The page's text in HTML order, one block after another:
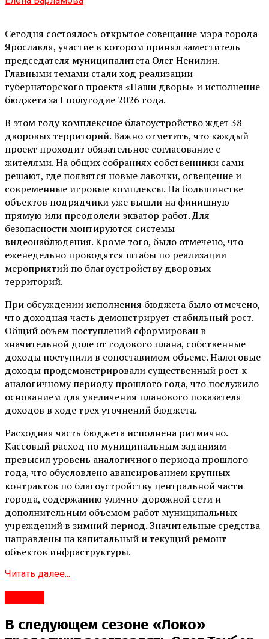
Сегодня состоялось открытое совещание мэра города
Ярославля, участие в котором принял заместитель
председателя муниципалитета Олег Ненилин.
Главными темами стали ход реализации
губернаторского проекта «Наши дворы» и исполнение
бюджета за I полугодие 2026 года.
В этом году комплексное благоустройство ждет 38
дворовых территорий. Важно отметить, что каждый
проект проходит обязательное согласование с
жителями. На общих собраниях собственники сами
решают, где появятся новые лавочки, освещение и
современные игровые комплексы. На большинстве
объектов подрядчики уже вышли на финишную
прямую или преодолели экватор работ. Для
безопасности монтируются системы
видеонаблюдения. Кроме того, было отмечено, что
еженедельно проводятся штабы по реализации
мероприятий по благоустройству дворовых
территорий.
При обсуждении исполнения бюджета было отмечено,
что доходная часть демонстрирует стабильный рост.
Общий объем поступлений сформирован в
значительной доле от годового плана, собственные
доходы поступили в сопоставимом объеме. Налоговые
доходы продемонстрировали существенный рост к
аналогичному периоду прошлого года, что послужило
основанием для увеличения планового показателя
доходов в ходе трех уточнений бюджета.
Расходная часть бюджета исполнена ритмично.
Кассовый расход по муниципальным заданиям
превысил уровень аналогичного периода прошлого
года, что обусловлено авансированием крупных
контрактов по благоустройству центральной части
города, содержанию улично-дорожной сети и
дополнительным объемом работ муниципальных
учреждений в зимний период. Значительные средства
направлены на капитальный и текущий ремонт
объектов инфраструктуры.
Читать далее...
В следующем сезоне «Локо»